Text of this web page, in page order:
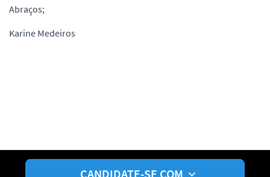
Abraços;
Karine Medeiros
CANDIDATE-SE COM